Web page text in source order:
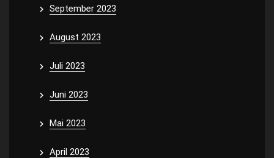
September 2023
August 2023
Juli 2023
Juni 2023
Mai 2023
April 2023